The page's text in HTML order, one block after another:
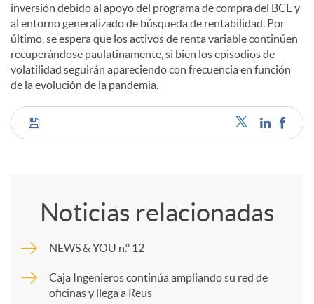
inversión debido al apoyo del programa de compra del BCE y
al entorno generalizado de búsqueda de rentabilidad. Por
último, se espera que los activos de renta variable continúen
recuperándose paulatinamente, si bien los episodios de
volatilidad seguirán apareciendo con frecuencia en función
de la evolución de la pandemia.
C
m
p
Noticias relacionadas
NEWS & YOU n.º 12
Caja Ingenieros continúa ampliando su red de
oficinas y llega a Reus